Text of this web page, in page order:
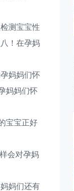
测宝宝性
！在孕妈
妈妈们怀
妈妈们怀
宝宝正好
会对孕妈
妈们还有